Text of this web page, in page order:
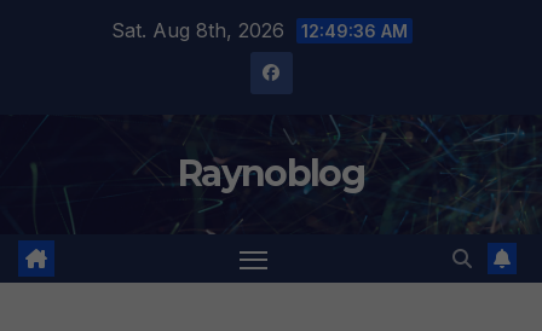
Sat. Aug 8th, 2026 12:49:36 AM
Raynoblog